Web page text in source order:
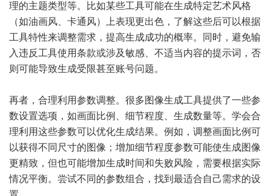
理的主题类型等。比如某些工具可能在生成特定艺术风格
（如油画风、卡通风）上表现更出色，了解这些后可以根据
工具特性来调整需求，提高生成成功的概率。同时，避免输
入违反工具使用条款或涉及敏感、不适当内容的提示词，否
则可能导致生成受限甚至账号问题。
再者，合理利用参数调整。很多图像生成工具提供了一些参
数设置选项，如画面比例、细节程度、生成数量等。学会合
理利用这些参数可以优化生成结果。例如，调整画面比例可
以获得不同尺寸的图像；增加细节程度参数可能使生成图像
更精致，但也可能增加生成时间和失败风险，需要根据实际
情况平衡。尝试不同的参数组合，找到最适合自己需求的设